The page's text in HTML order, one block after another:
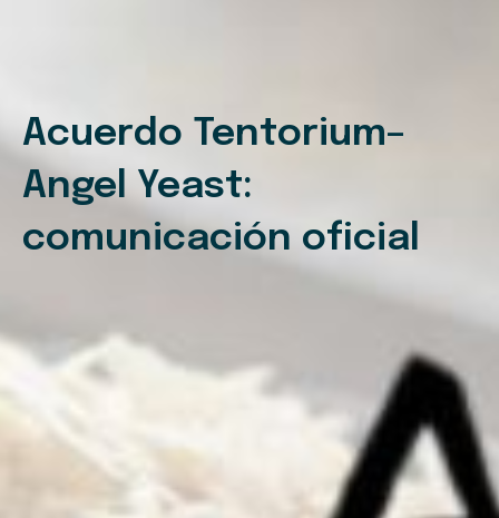
Acuerdo Tentorium–
Angel Yeast:
comunicación oficial